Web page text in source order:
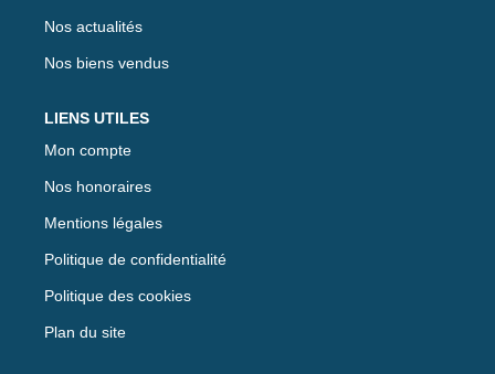
Nos actualités
Nos biens vendus
LIENS UTILES
Mon compte
Nos honoraires
Mentions légales
Politique de confidentialité
Politique des cookies
Plan du site